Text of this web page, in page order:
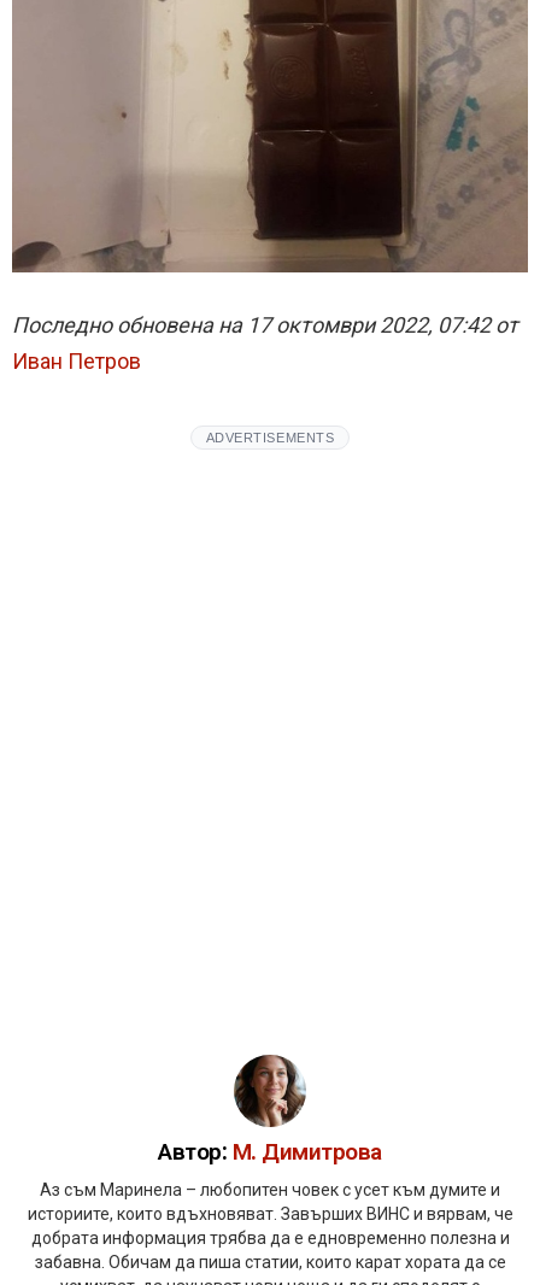
Последно обновена на 17 октомври 2022, 07:42 от
Иван Петров
ADVERTISEMENTS
Автор: М. Димитрова
Аз съм Маринела – любопитен човек с усет към думите и
историите, които вдъхновяват. Завърших ВИНС и вярвам, че
добрата информация трябва да е едновременно полезна и
забавна. Обичам да пиша статии, които карат хората да се